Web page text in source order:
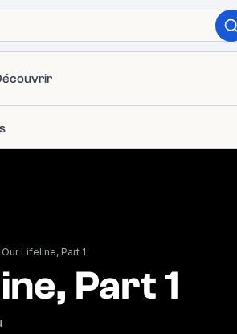
Our Lifeline, Part 1
Part 1